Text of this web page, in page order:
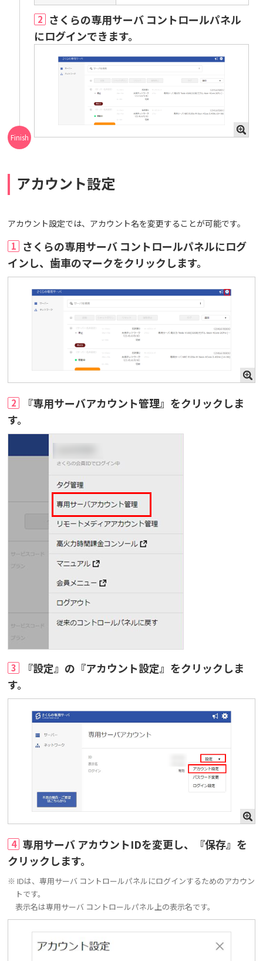
2
さくらの専用サーバ コントロールパネル
にログインできます。
アカウント設定
アカウント設定では、アカウント名を変更することが可能です。
1
さくらの専用サーバ コントロールパネルにログ
インし、歯車のマークをクリックします。
2
『専用サーバアカウント管理』をクリックしま
す。
3
『設定』の『アカウント設定』をクリックしま
す。
4 専用サーバ アカウントIDを変更し、『保存』を
クリックします。
※ IDは、専用サーバ コントロールパネルにログインするためのアカウン
トです。
表示名は専用サーバ コントロールパネル上の表示名です。